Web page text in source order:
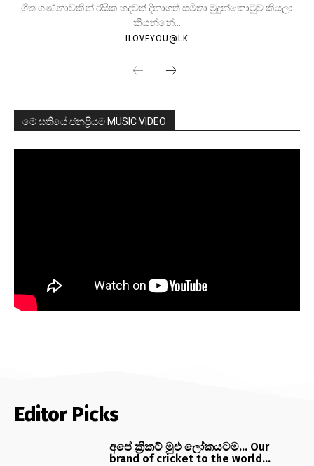
ගීත ගණනාවකින් රසික හදවත් දිනාගත් සමිතා මුදුන්කොටුව කියලා
කියන්නේ...
ILOVEYOU@LK
මේ සතියේ ජනප්‍රියම MUSIC VIDEO
Editor Picks
අපේ ක්‍රිකට් මුළු ලෝකයටම… Our
brand of cricket to the world…